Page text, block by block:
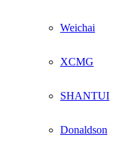
Weichai
XCMG
SHANTUI
Donaldson